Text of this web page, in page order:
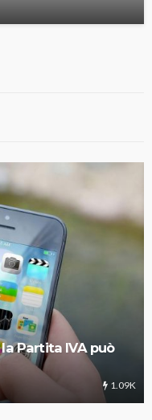
Partita IVA può
1.09K